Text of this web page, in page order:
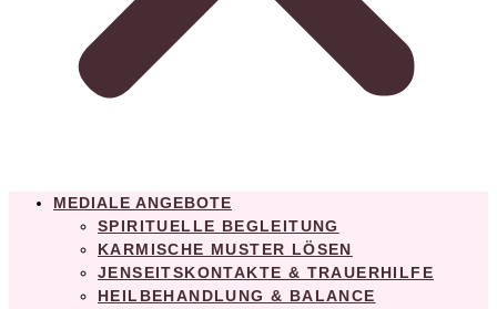
MEDIALE ANGEBOTE
SPIRITUELLE BEGLEITUNG
KARMISCHE MUSTER LÖSEN
JENSEITSKONTAKTE & TRAUERHILFE
HEILBEHANDLUNG & BALANCE